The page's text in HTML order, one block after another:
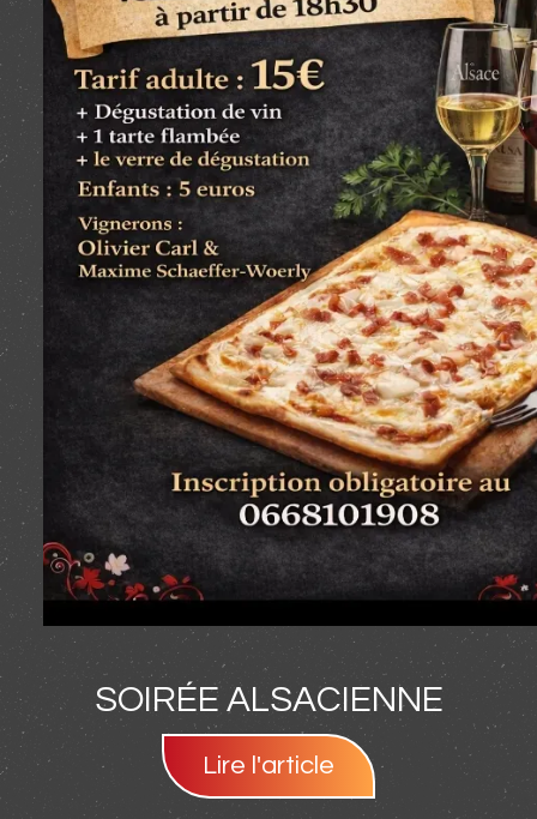
SOIRÉE ALSACIENNE
Lire l'article